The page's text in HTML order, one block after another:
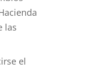
las
el